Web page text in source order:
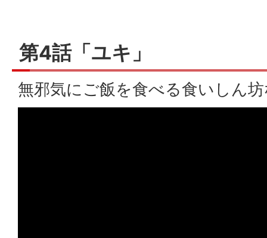
第4話「ユキ」
無邪気にご飯を食べる食いしん